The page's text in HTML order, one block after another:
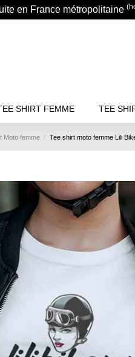
en France métropolitaine
SHIRT FEMME TEE
Moto femme Tee shirt moto femme Lili